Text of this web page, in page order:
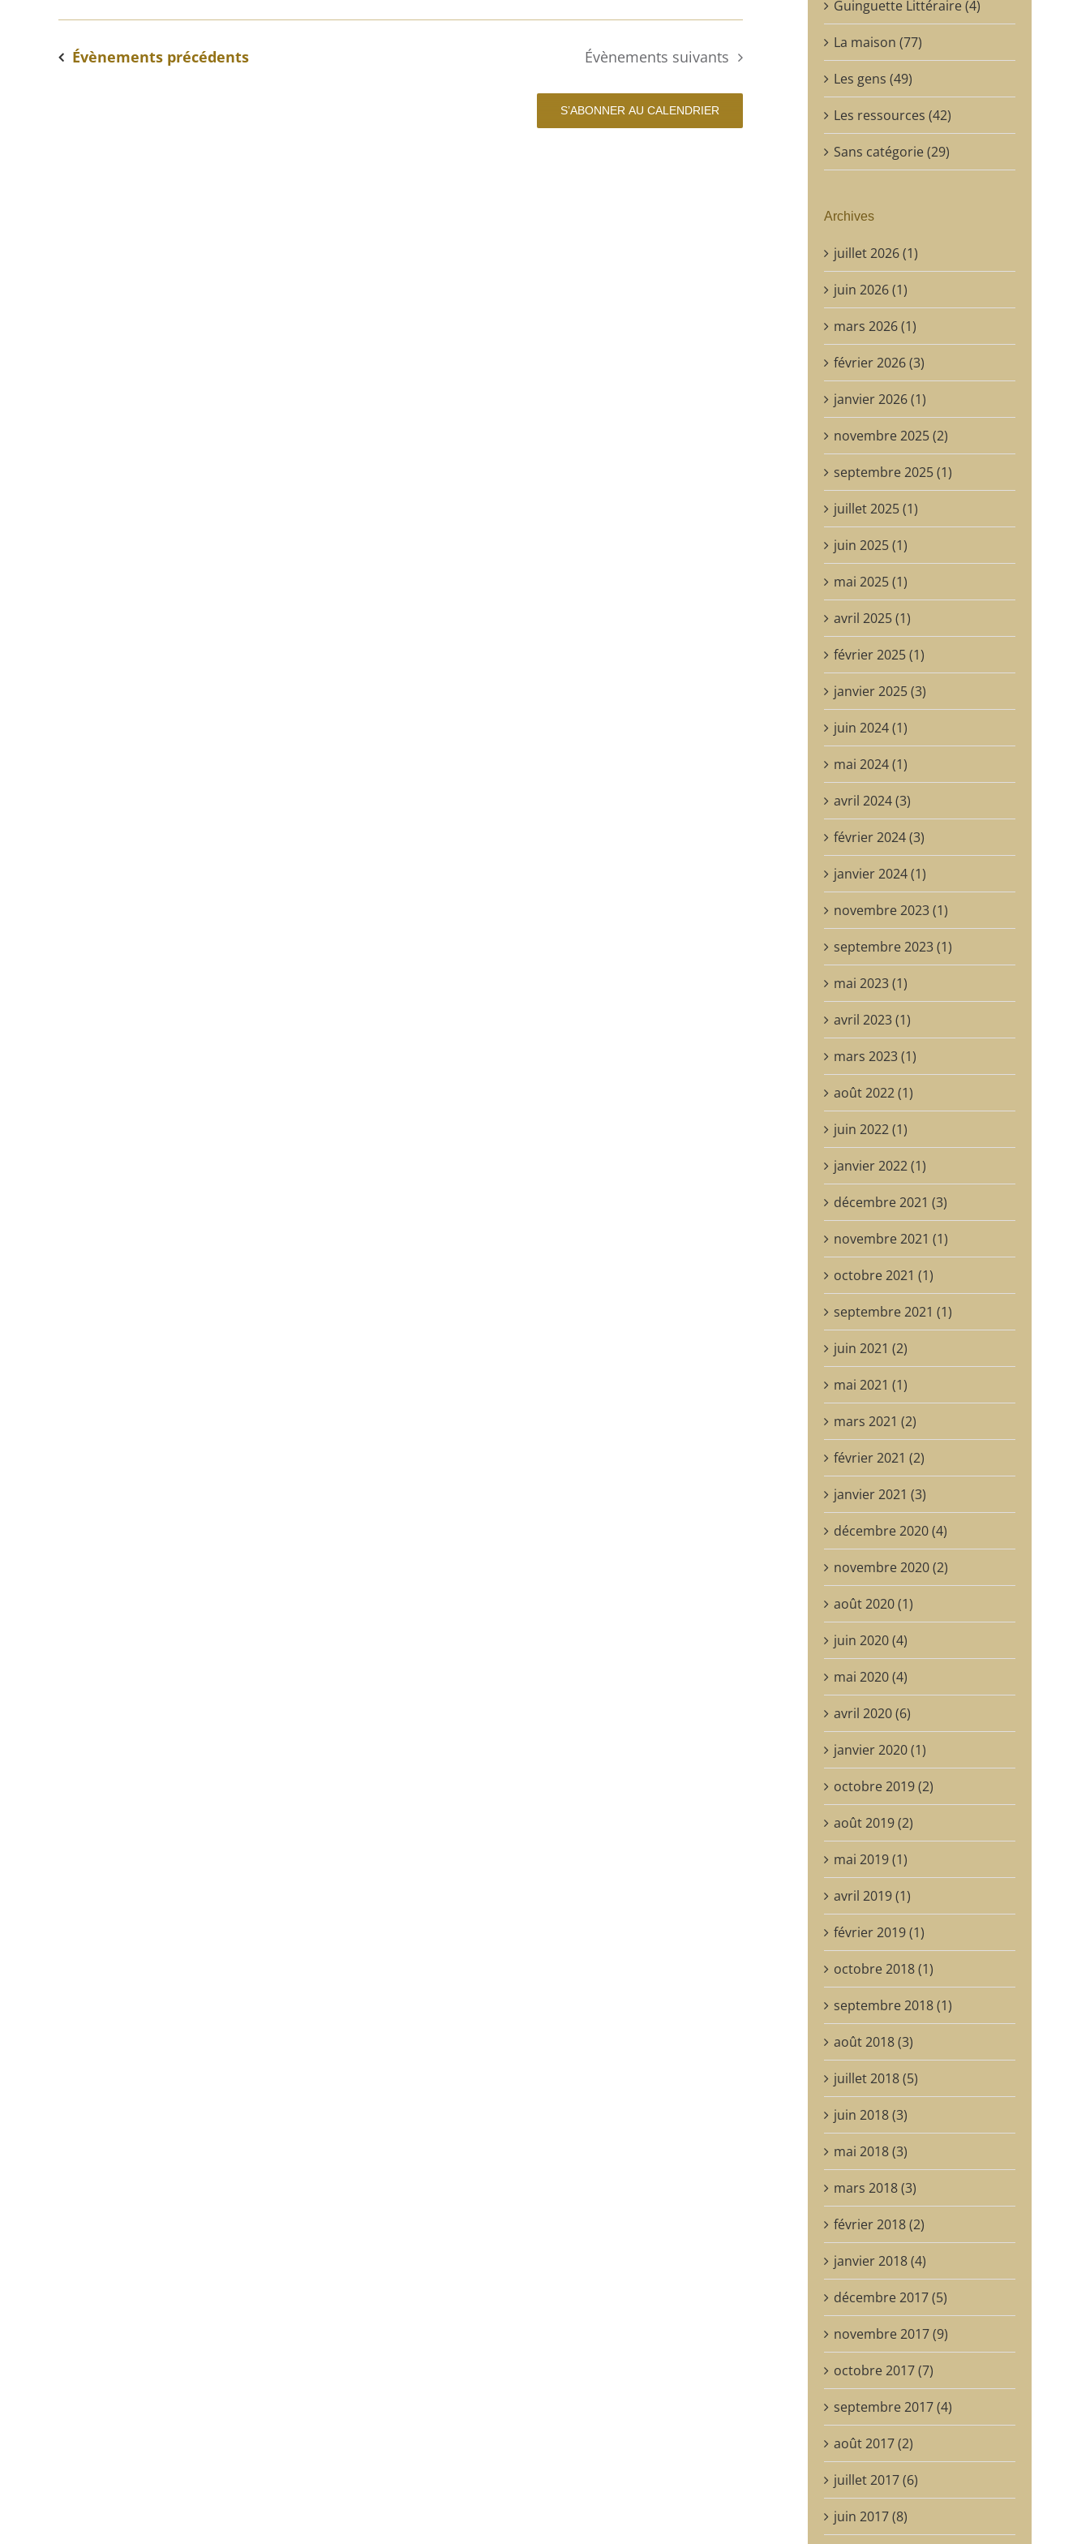
Évènementsprécédents Évènements suivants
S’ABONNER AU CALENDRIER
Guinguette Littéraire (4)
La maison (77)
Les gens (49)
Les ressources (42)
Sans catégorie (29)
Archives
juillet 2026 (1)
juin 2026 (1)
mars 2026 (1)
février 2026 (3)
janvier 2026 (1)
novembre 2025 (2)
septembre 2025 (1)
juillet 2025 (1)
juin 2025 (1)
mai 2025 (1)
avril 2025 (1)
février 2025 (1)
janvier 2025 (3)
juin 2024 (1)
mai 2024 (1)
avril 2024 (3)
février 2024 (3)
janvier 2024 (1)
novembre 2023 (1)
septembre 2023 (1)
mai 2023 (1)
avril 2023 (1)
mars 2023 (1)
août 2022 (1)
juin 2022 (1)
janvier 2022 (1)
décembre 2021 (3)
novembre 2021 (1)
octobre 2021 (1)
septembre 2021 (1)
juin 2021 (2)
mai 2021 (1)
mars 2021 (2)
février 2021 (2)
janvier 2021 (3)
décembre 2020 (4)
novembre 2020 (2)
août 2020 (1)
juin 2020 (4)
mai 2020 (4)
avril 2020 (6)
janvier 2020 (1)
octobre 2019 (2)
août 2019 (2)
mai 2019 (1)
avril 2019 (1)
février 2019 (1)
octobre 2018 (1)
septembre 2018 (1)
août 2018 (3)
juillet 2018 (5)
juin 2018 (3)
mai 2018 (3)
mars 2018 (3)
février 2018 (2)
janvier 2018 (4)
décembre 2017 (5)
novembre 2017 (9)
octobre 2017 (7)
septembre 2017 (4)
août 2017 (2)
juillet 2017 (6)
juin 2017 (8)